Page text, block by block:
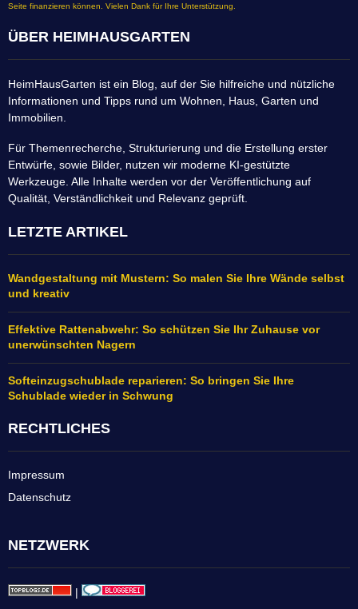
Seite finanzieren können. Vielen Dank für Ihre Unterstützung.
ÜBER HEIMHAUSGARTEN
HeimHausGarten ist ein Blog, auf der Sie hilfreiche und nützliche
Informationen und Tipps rund um Wohnen, Haus, Garten und
Immobilien.
Für Themenrecherche, Strukturierung und die Erstellung erster
Entwürfe, sowie Bilder, nutzen wir moderne KI-gestützte
Werkzeuge. Alle Inhalte werden vor der Veröffentlichung auf
Qualität, Verständlichkeit und Relevanz geprüft.
LETZTE ARTIKEL
Wandgestaltung mit Mustern: So malen Sie Ihre Wände selbst
und kreativ
Effektive Rattenabwehr: So schützen Sie Ihr Zuhause vor
unerwünschten Nagern
Softeinzugschublade reparieren: So bringen Sie Ihre
Schublade wieder in Schwung
RECHTLICHES
Impressum
Datenschutz
NETZWERK
|